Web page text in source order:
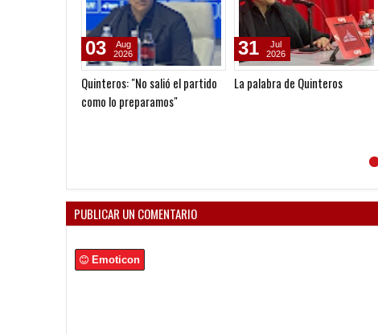
Quinteros: "No salió el partido
como lo preparamos"
03
Aug
2026
La palabra de Quinteros
31
Jul
2026
PUBLICAR UN COMENTARIO
Emoticon